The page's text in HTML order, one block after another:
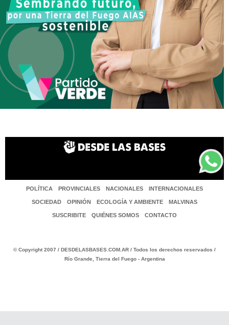
POLÍTICA PROVINCIALES NACIONALES INTERNACIONALES
SOCIEDAD OPINIÓN ECOLOGÍA Y AMBIENTE MALVINAS
SUSCRIBITE QUIÉNES SOMOS CONTACTO
© Copyright 2007 / DESDELASBASES.COM.AR / Todos los derechos reservados /
Río Grande, Tierra del Fuego - Argentina